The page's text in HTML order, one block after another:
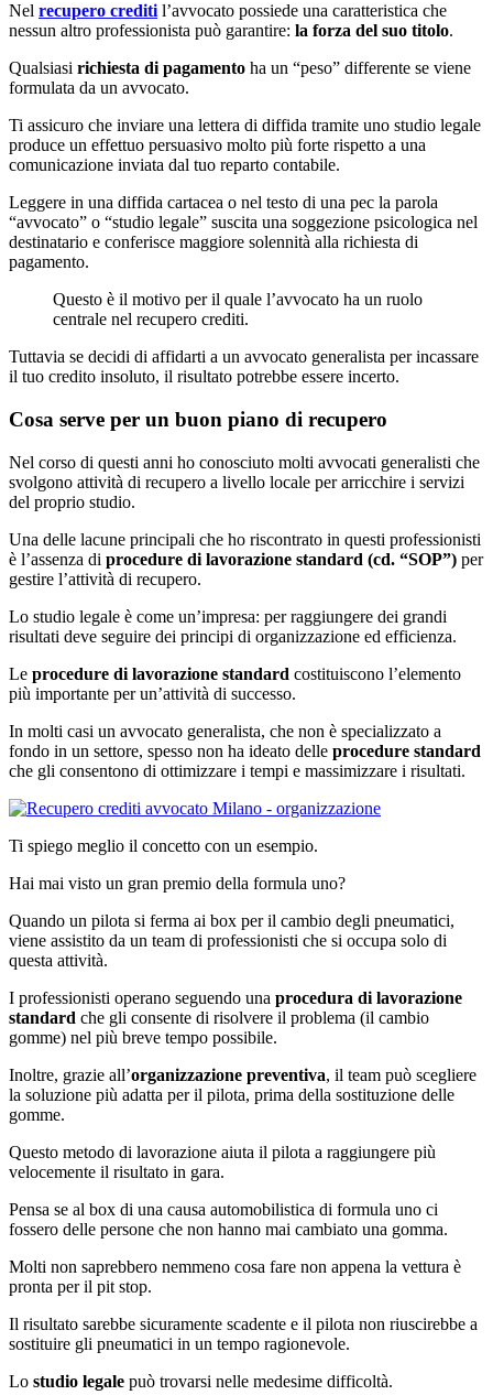
Nel recupero crediti l’avvocato possiede una caratteristica che
nessun altro professionista può garantire: la forza del suo titolo.
Qualsiasi richiesta di pagamento ha un “peso” differente se viene
formulata da un avvocato.
Ti assicuro che inviare una lettera di diffida tramite uno studio legale
produce un effettuo persuasivo molto più forte rispetto a una
comunicazione inviata dal tuo reparto contabile.
Leggere in una diffida cartacea o nel testo di una pec la parola
“avvocato” o “studio legale” suscita una soggezione psicologica nel
destinatario e conferisce maggiore solennità alla richiesta di
pagamento.
Questo è il motivo per il quale l’avvocato ha un ruolo
centrale nel recupero crediti.
Tuttavia se decidi di affidarti a un avvocato generalista per incassare
il tuo credito insoluto, il risultato potrebbe essere incerto.
Cosa serve per un buon piano di recupero
Nel corso di questi anni ho conosciuto molti avvocati generalisti che
svolgono attività di recupero a livello locale per arricchire i servizi
del proprio studio.
Una delle lacune principali che ho riscontrato in questi professionisti
è l’assenza di procedure di lavorazione standard (cd. “SOP”) per
gestire l’attività di recupero.
Lo studio legale è come un’impresa: per raggiungere dei grandi
risultati deve seguire dei principi di organizzazione ed efficienza.
Le procedure di lavorazione standard costituiscono l’elemento
più importante per un’attività di successo.
In molti casi un avvocato generalista, che non è specializzato a
fondo in un settore, spesso non ha ideato delle procedure standard
che gli consentono di ottimizzare i tempi e massimizzare i risultati.
Ti spiego meglio il concetto con un esempio.
Hai mai visto un gran premio della formula uno?
Quando un pilota si ferma ai box per il cambio degli pneumatici,
viene assistito da un team di professionisti che si occupa solo di
questa attività.
I professionisti operano seguendo una procedura di lavorazione
standard che gli consente di risolvere il problema (il cambio
gomme) nel più breve tempo possibile.
Inoltre, grazie all’organizzazione preventiva, il team può scegliere
la soluzione più adatta per il pilota, prima della sostituzione delle
gomme.
Questo metodo di lavorazione aiuta il pilota a raggiungere più
velocemente il risultato in gara.
Pensa se al box di una causa automobilistica di formula uno ci
fossero delle persone che non hanno mai cambiato una gomma.
Molti non saprebbero nemmeno cosa fare non appena la vettura è
pronta per il pit stop.
Il risultato sarebbe sicuramente scadente e il pilota non riuscirebbe a
sostituire gli pneumatici in un tempo ragionevole.
Lo studio legale può trovarsi nelle medesime difficoltà.